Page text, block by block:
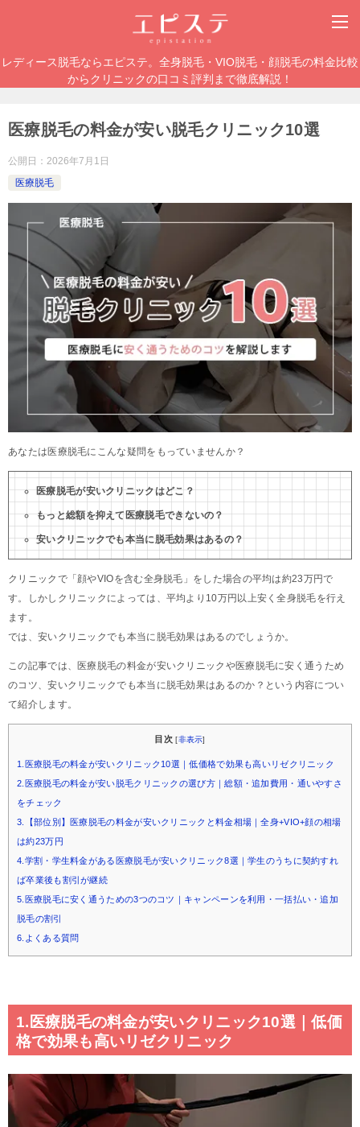
レディース脱毛ならエピステ。全身脱毛・VIO脱毛・顔脱毛の料金比較
からクリニックの口コミ評判まで徹底解説！
医療脱毛の料金が安い脱毛クリニック10選
公開日： 2026年7月1日
医療脱毛
あなたは医療脱毛にこんな疑問をもっていませんか？
医療脱毛が安いクリニックはどこ？
もっと総額を抑えて医療脱毛できないの？
安いクリニックでも本当に脱毛効果はあるの？
クリニックで「顔やVIOを含む全身脱毛」をした場合の平均は約23万円で
す。しかしクリニックによっては、平均より10万円以上安く全身脱毛を行え
ます。
では、安いクリニックでも本当に脱毛効果はあるのでしょうか。
この記事では、医療脱毛の料金が安いクリニックや医療脱毛に安く通うため
のコツ、安いクリニックでも本当に脱毛効果はあるのか？という内容につい
て紹介します。
目次 [非表示]
1.医療脱毛の料金が安いクリニック10選｜低価格で効果も高いリゼクリニック
2.医療脱毛の料金が安い脱毛クリニックの選び方｜総額・追加費用・通いやすさ
をチェック
3.【部位別】医療脱毛の料金が安いクリニックと料金相場｜全身+VIO+顔の相場
は約23万円
4.学割・学生料金がある医療脱毛が安いクリニック8選｜学生のうちに契約すれ
ば卒業後も割引が継続
5.医療脱毛に安く通うための3つのコツ｜キャンペーンを利用・一括払い・追加
脱毛の割引
6.よくある質問
1.医療脱毛の料金が安いクリニック10選｜低価
格で効果も高いリゼクリニック